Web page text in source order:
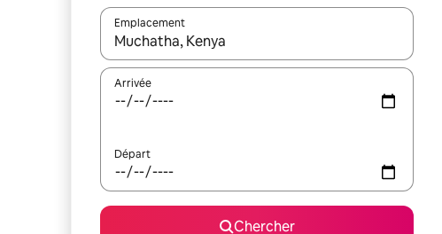
Emplacement
Quand les résultats sont affichés, parcourez-les en
Arrivée
Départ
Chercher